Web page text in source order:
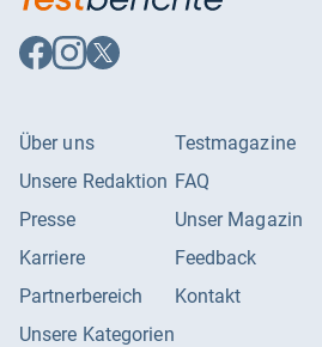
Auf
Facebook
Auf
Instagram
Auf
X
Über uns
Unsere Redaktion
Presse
Karriere
Partnerbereich
Unsere Kategorien
Testmagazine
FAQ
Unser Magazin
Feedback
Kontakt